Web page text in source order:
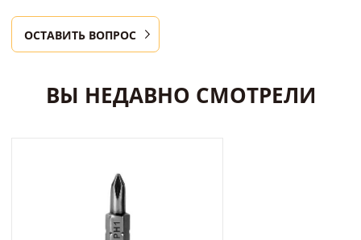
ОСТАВИТЬ ВОПРОС
ВЫ НЕДАВНО СМОТРЕЛИ